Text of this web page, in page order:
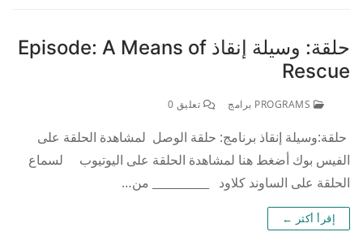
حلقة: وسيلة إنقاذ Episode: A Means of
Rescue
تعليق 0
حلقة:وسيلة إنقاذ برنامج: حلقة الوصل لمشاهدة الحلقة على
الفيس بوك أضغط هنا لمشاهدة الحلقة على اليوتيوب لسماع
الحلقة على الساوند كلاود __________ من…
إقرأ أكثر ←